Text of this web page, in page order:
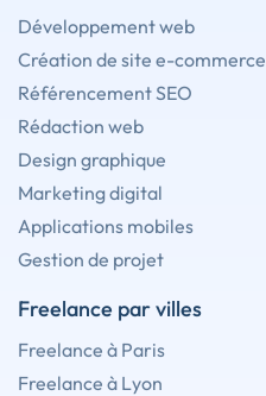
Développement web
Création de site e-commerce
Référencement SEO
Rédaction web
Design graphique
Marketing digital
Applications mobiles
Gestion de projet
Freelance par villes
Freelance à Paris
Freelance à Lyon